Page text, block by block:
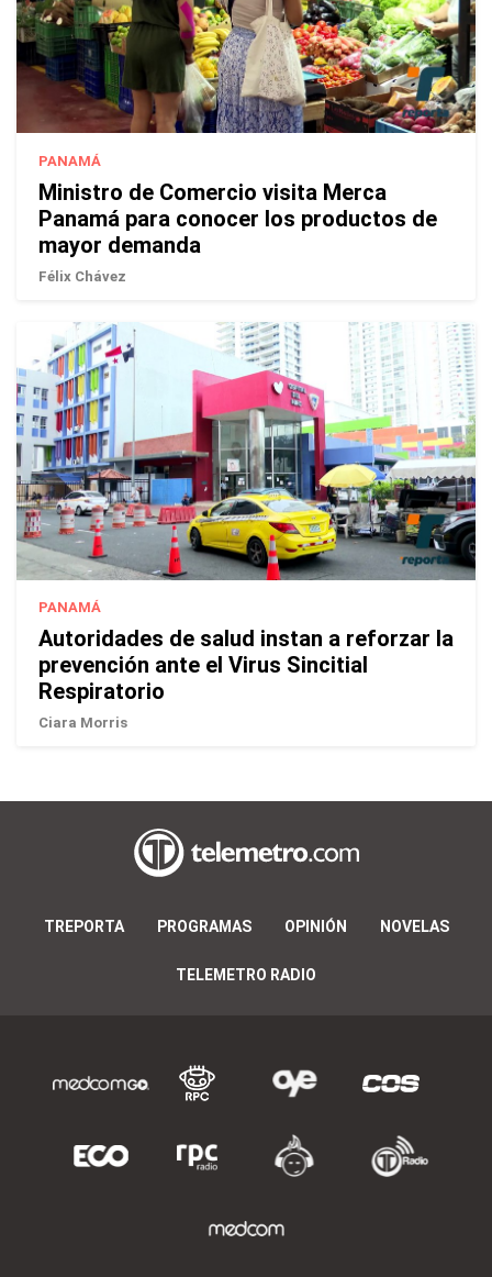
PANAMÁ
Ministro de Comercio visita Merca
Panamá para conocer los productos de
mayor demanda
Félix Chávez
PANAMÁ
Autoridades de salud instan a reforzar la
prevención ante el Virus Sincitial
Respiratorio
Ciara Morris
TREPORTA PROGRAMAS OPINIÓN NOVELAS
TELEMETRO RADIO